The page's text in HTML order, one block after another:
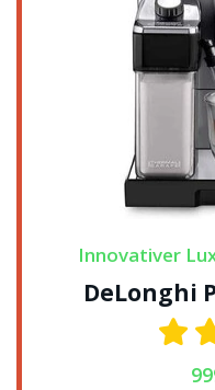
Innovativer
DeLonghi